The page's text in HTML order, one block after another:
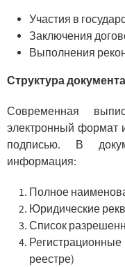
Участия в
Заключения
Выполнения
Структура документа
Современная
электронный формат
подписью. В
информация:
Полное
Юридические
Список
реестре)